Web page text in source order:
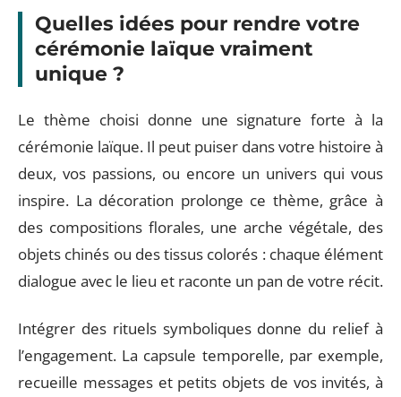
Quelles idées pour rendre votre
cérémonie laïque vraiment
unique ?
Le thème choisi donne une signature forte à la
cérémonie laïque. Il peut puiser dans votre histoire à
deux, vos passions, ou encore un univers qui vous
inspire. La décoration prolonge ce thème, grâce à
des compositions florales, une arche végétale, des
objets chinés ou des tissus colorés : chaque élément
dialogue avec le lieu et raconte un pan de votre récit.
Intégrer des rituels symboliques donne du relief à
l’engagement. La capsule temporelle, par exemple,
recueille messages et petits objets de vos invités, à